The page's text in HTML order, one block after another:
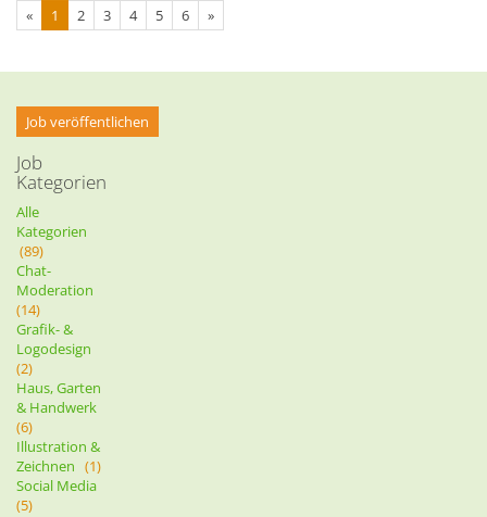
« 1 2 3 4 5 6 »
Job veröffentlichen
Job
Kategorien
Alle
Kategorien
(89)
Chat-
Moderation
(14)
Grafik- &
Logodesign
(2)
Haus, Garten
& Handwerk
(6)
Illustration &
Zeichnen (1)
Social Media
(5)